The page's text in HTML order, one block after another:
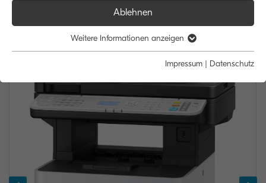
Ablehnen
Weitere Informationen anzeigen
Impressum | Datenschutz